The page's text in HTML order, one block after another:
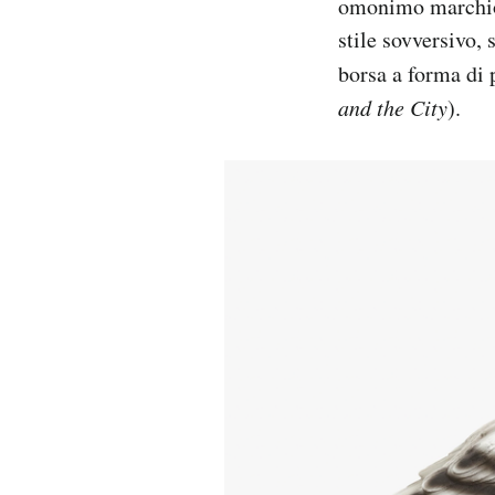
omonimo
stile sovversivo,
borsa a forma di
and the City).